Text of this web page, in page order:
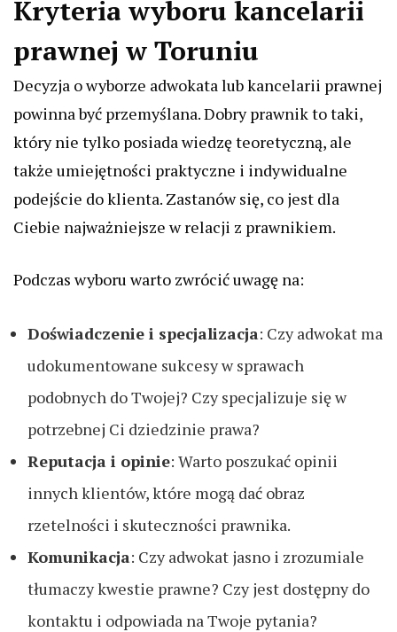
Kryteria wyboru kancelarii
prawnej w Toruniu
Decyzja o wyborze adwokata lub kancelarii prawnej
powinna być przemyślana. Dobry prawnik to taki,
który nie tylko posiada wiedzę teoretyczną, ale
także umiejętności praktyczne i indywidualne
podejście do klienta. Zastanów się, co jest dla
Ciebie najważniejsze w relacji z prawnikiem.
Podczas wyboru warto zwrócić uwagę na:
Doświadczenie i specjalizacja: Czy adwokat ma
udokumentowane sukcesy w sprawach
podobnych do Twojej? Czy specjalizuje się w
potrzebnej Ci dziedzinie prawa?
Reputacja i opinie: Warto poszukać opinii
innych klientów, które mogą dać obraz
rzetelności i skuteczności prawnika.
Komunikacja: Czy adwokat jasno i zrozumiale
tłumaczy kwestie prawne? Czy jest dostępny do
kontaktu i odpowiada na Twoje pytania?